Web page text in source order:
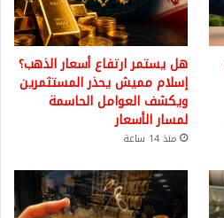
هل يستمر ارتفاع أسعار الذهب؟
إسلام مميش يحذر المستثمرين
ويكشف العوامل الحاسمة
لمسار الأسعار
منذ 14 ساعة